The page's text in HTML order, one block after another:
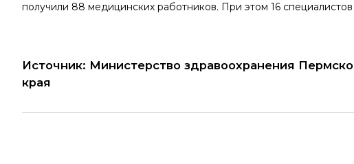
получили 88 медицинских работников. При этом 16
Источник: Министерство здравоохранения
края